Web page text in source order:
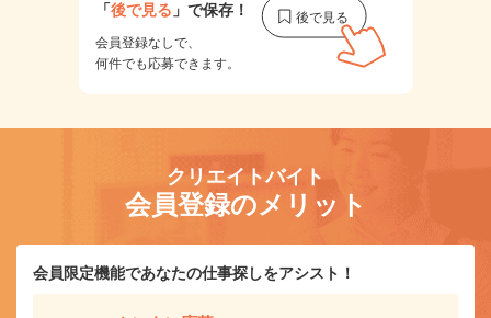
「後で見る 」で保存！
会員登録なしで、
何件でも応募できます。
クリエイトバイト
会員登録のメリット
会員限定機能であなたの仕事探しをアシスト！